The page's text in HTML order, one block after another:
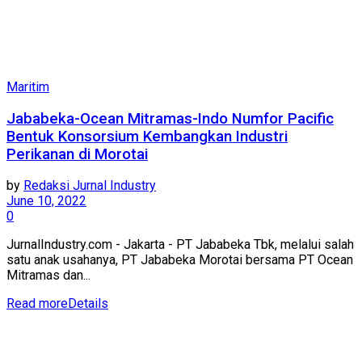
Maritim
Jababeka-Ocean Mitramas-Indo Numfor Pacific
Bentuk Konsorsium Kembangkan Industri
Perikanan di Morotai
by Redaksi Jurnal Industry
June 10, 2022
0
JurnalIndustry.com - Jakarta - PT Jababeka Tbk, melalui salah
satu anak usahanya, PT Jababeka Morotai bersama PT Ocean
Mitramas dan...
Read moreDetails